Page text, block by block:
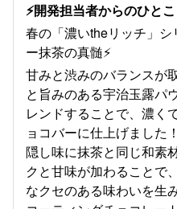
⚡開発担当者からのひと
春の「濃いtheリッチ」
ー抹茶の真髄⚡
甘みと渋みのバランスが
と旨みのある宇治玉露パ
レンドすることで、濃く
ョコバーに仕上げました！
隠し味に抹茶と同じ和素
クと甘味が加わることで
なクセのある味わいを生